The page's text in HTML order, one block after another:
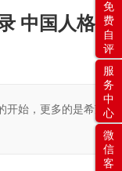
中国人格外
开始，更多的是希望
免
费
自
评
服
务
中
心
微
信
客